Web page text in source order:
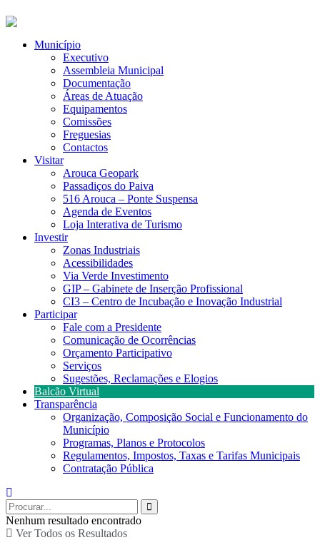
Município
Executivo
Assembleia Municipal
Documentação
Áreas de Atuação
Equipamentos
Comissões
Freguesias
Contactos
Visitar
Arouca Geopark
Passadiços do Paiva
516 Arouca – Ponte Suspensa
Agenda de Eventos
Loja Interativa de Turismo
Investir
Zonas Industriais
Acessibilidades
Via Verde Investimento
GIP – Gabinete de Inserção Profissional
CI3 – Centro de Incubação e Inovação Industrial
Participar
Fale com a Presidente
Comunicação de Ocorrências
Orçamento Participativo
Serviços
Sugestões, Reclamações e Elogios
Balcão Virtual
Transparência
Organização, Composição Social e Funcionamento do
Município
Programas, Planos e Protocolos
Regulamentos, Impostos, Taxas e Tarifas Municipais
Contratação Pública
Nenhum resultado encontrado
Ver Todos os Resultados